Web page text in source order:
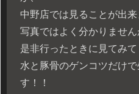
中野店では見ることが出来
写真ではよく分かりません
是非行ったときに見てみて
水と豚骨のゲンコツだけ
す！！